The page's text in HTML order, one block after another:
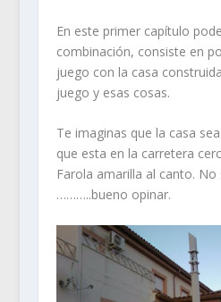
En este primer capítulo
combinación, consiste en
juego con la casa
juego y esas cosas.
Te imaginas que la casa
que esta en la carretera
Farola amarilla al canto. No
………..bueno opinar.